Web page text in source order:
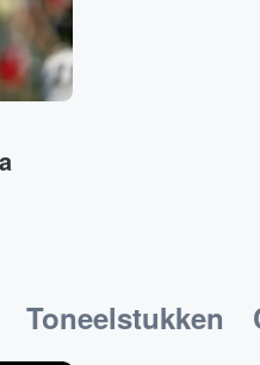
Toneelstukken